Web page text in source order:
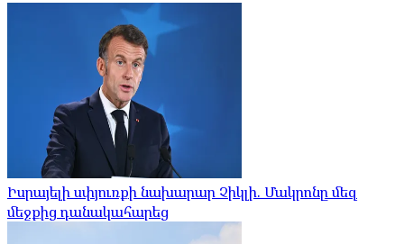
Իսրայելի սփյուռքի նախարար Չիկլի. Մակրոնը մեզ
մեջքից դանակահարեց